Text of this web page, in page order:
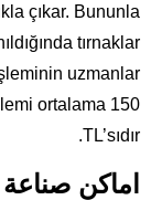
çıkar. Bununla
tırnaklar
uzmanlar
ortalama 150
TL’sıdır.
اماكن